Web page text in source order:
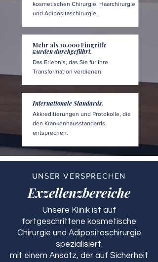
kosmetischen Chirurgie, Haarchirurgie
und Adipositaschirurgie.
Mehr als 10.000 Eingriffe
wurden durchgeführt.
Das Erlebnis, das Sie für Ihre
Transformation verdienen.
Internationale Standards.
Akkreditierungen und Protokolle, die
den Krankenhausstandards
entsprechen.
UNSER VERSPRECHEN
Exzellenzbereiche
Unsere Klinik ist auf
fortgeschrittene kosmetische
Chirurgie und Adipositaschirurgie
spezialisiert.
mit einem Ansatz, der auf Sicherheit